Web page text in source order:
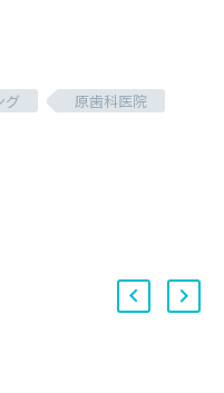
グ
原歯科医院